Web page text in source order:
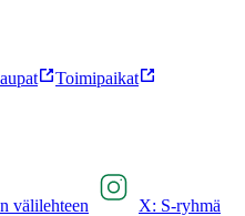
Toimipaikat
välilehteen X: S-ryhmä